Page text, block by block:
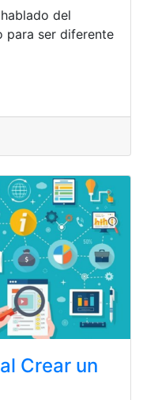
del
para ser diferente
Crear un